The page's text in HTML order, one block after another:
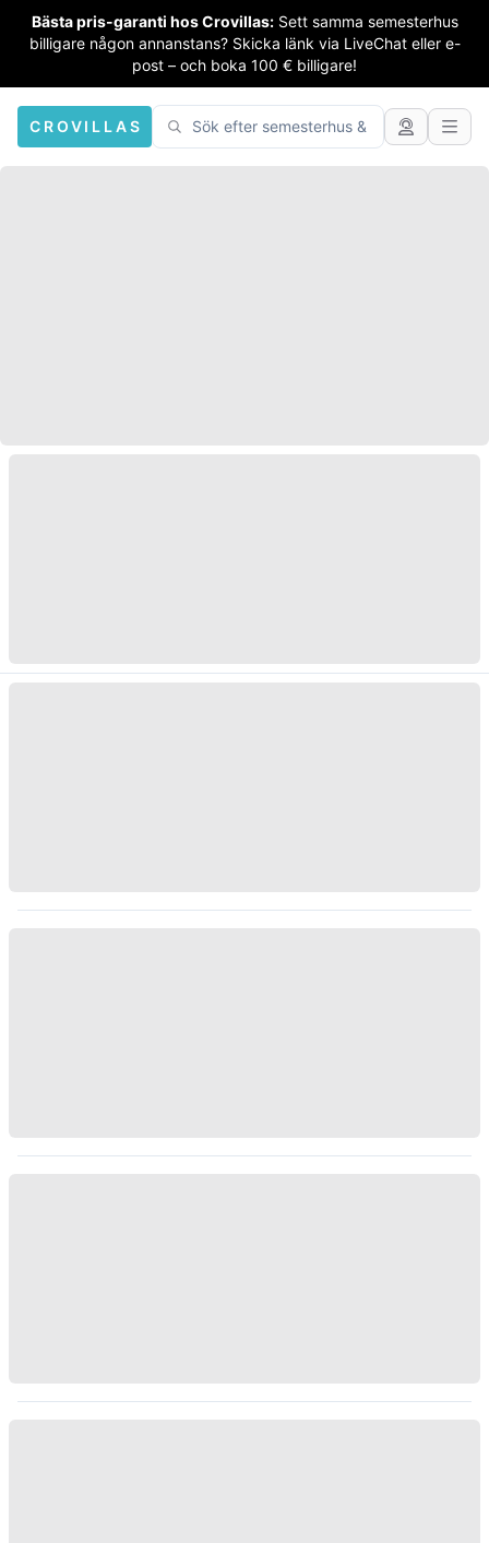
Bästa pris-garanti hos Crovillas: Sett samma semesterhus
billigare någon annanstans? Skicka länk via LiveChat eller e-
post – och boka 100 € billigare!
CROVILLAS